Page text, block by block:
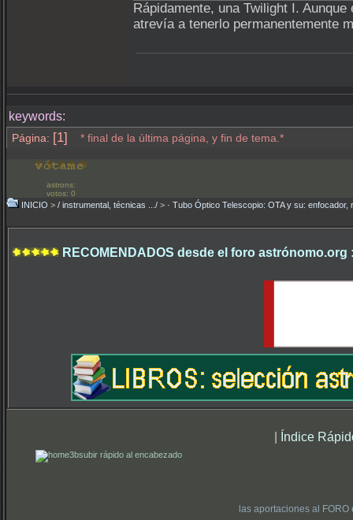
Rápidamente, una Twilight I.
atrevía a tenerlo permanentemente
keywords:
Página: [1] * final de la última página, y fin de tema.*
astrons:
votos: 0
INICIO > / instrumental, técnicas .../ > · Tubo Óptico Telescopio: OTA y su:
RECOMENDADOS desde el foro astrónomo.org
| Índice
subir rápido al encabezado
las aportaciones al